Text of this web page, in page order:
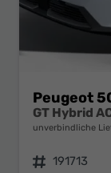
Peugeot
GT Hybrid
unverbindliche
Fahrzeugnr. 191713